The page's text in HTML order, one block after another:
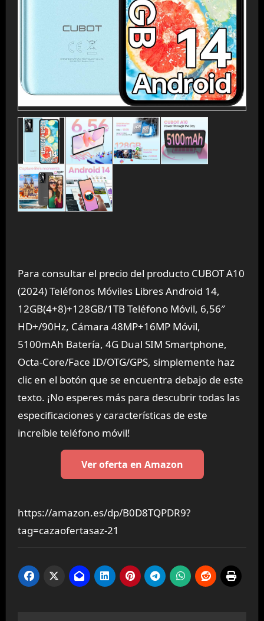
Para consultar el precio del producto CUBOT A10
(2024) Teléfonos Móviles Libres Android 14,
12GB(4+8)+128GB/1TB Teléfono Móvil, 6,56″
HD+/90Hz, Cámara 48MP+16MP Móvil,
5100mAh Batería, 4G Dual SIM Smartphone,
Octa-Core/Face ID/OTG/GPS, simplemente haz
clic en el botón que se encuentra debajo de este
texto. ¡No esperes más para descubrir todas las
especificaciones y características de este
increíble teléfono móvil!
Ver oferta en Amazon
https://amazon.es/dp/B0D8TQPDR9?
tag=cazaofertasaz-21